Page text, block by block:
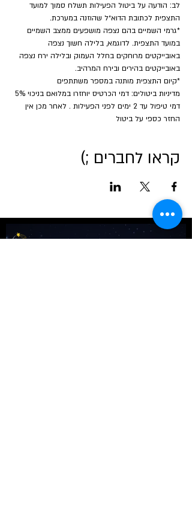
לב: הודעה על ביטול הפעילות תשלח סמוך למועד
התצפית לכתובת הדוא״ל שהוזנה במערכת.
*גרמי השמיים בהם נצפה מושפעים ממצב השמיים
במועד התצפית. לדוגמא, בלילה חשוך נצפה
באובייקטים מרוחקים בחלל העמוק ובלילה ירח נצפה
באובייקטים בהירים ובירח המרהיב.
​*קיום התצפית מותנה במספר משתתפים
דמי טיפול עד 2 ימים לפני הפעילות . לאחר מכן אין
החזר כספי על ביטול
קראו לחברים ;)